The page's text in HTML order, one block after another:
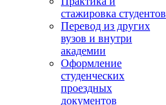
стажировка студентов
Перевод из других
вузов и внутри
академии
Оформление
студенческих
проездных
документов